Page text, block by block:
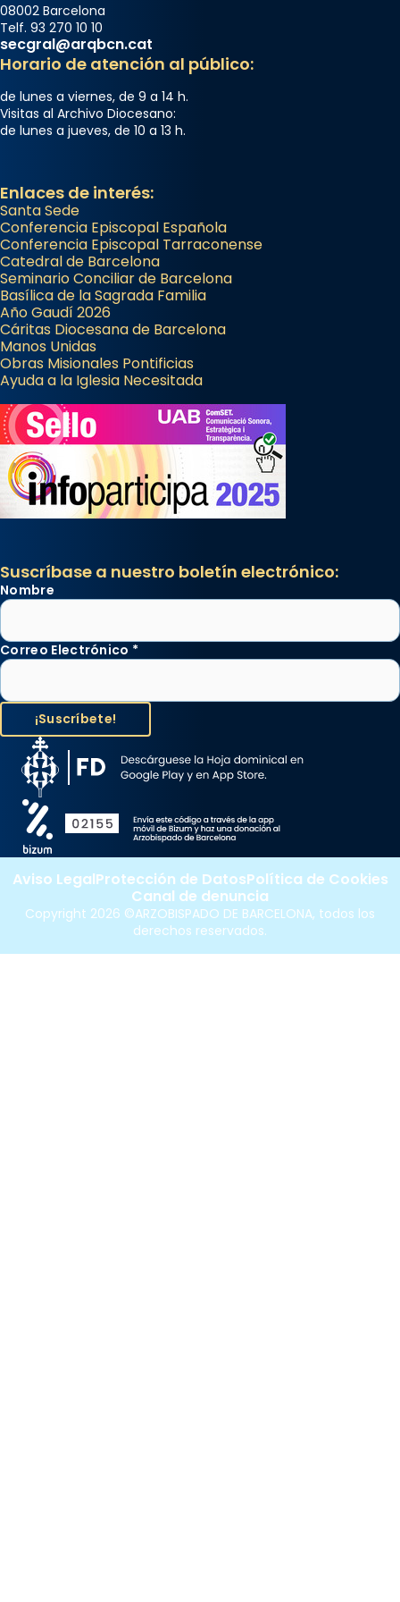
08002 Barcelona
Telf. 93 270 10 10
secgral@arqbcn.cat
Horario de atención al público:
de lunes a viernes, de 9 a 14 h.
Visitas al Archivo Diocesano:
de lunes a jueves, de 10 a 13 h.
Enlaces de interés:
Santa Sede
Conferencia Episcopal Española
Conferencia Episcopal Tarraconense
Catedral de Barcelona
Seminario Conciliar de Barcelona
Basílica de la Sagrada Familia
Año Gaudí 2026
Cáritas Diocesana de Barcelona
Manos Unidas
Obras Misionales Pontificias
Ayuda a la Iglesia Necesitada
Suscríbase a nuestro boletín electrónico:
Nombre
Correo Electrónico *
Copyright 2026 ©ARZOBISPADO DE BARCELONA, todos los
derechos reservados.
Aviso LegalProtección de DatosPolítica de Cookies
Canal de denuncia